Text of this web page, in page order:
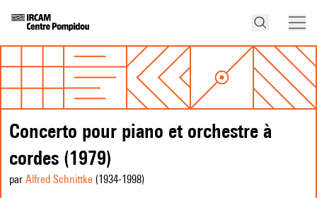
Concerto pour piano et orchestre à
cordes (1979)
par Alfred Schnittke (1934-1998)